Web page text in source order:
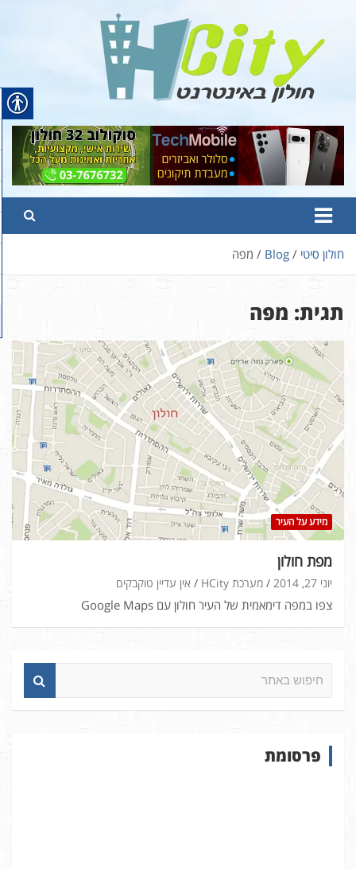
content
Hcity – חולון באינטרנט
פורטל החדשות והמידע של חולון
חולון סיטי Blog מפה
תגית: מפה
מידע על העיר
מפת חולון
יוני 27, 2014 מערכת HCity אין עדיין טוקבקים
צפו במפה דימאמית של העיר חולון עם Google Maps
א
פרסומת